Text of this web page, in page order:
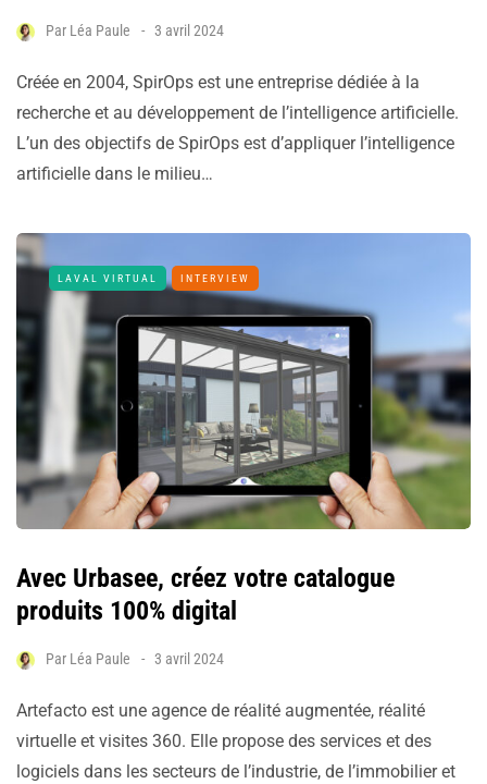
Par Léa Paule 3 avril 2024
Créée en 2004, SpirOps est une entreprise dédiée à la
recherche et au développement de l’intelligence artificielle.
L’un des objectifs de SpirOps est d’appliquer l’intelligence
artificielle dans le milieu…
LAVAL VIRTUAL INTERVIEW
Avec Urbasee, créez votre catalogue
produits 100% digital
Par Léa Paule 3 avril 2024
Artefacto est une agence de réalité augmentée, réalité
virtuelle et visites 360. Elle propose des services et des
logiciels dans les secteurs de l’industrie, de l’immobilier et